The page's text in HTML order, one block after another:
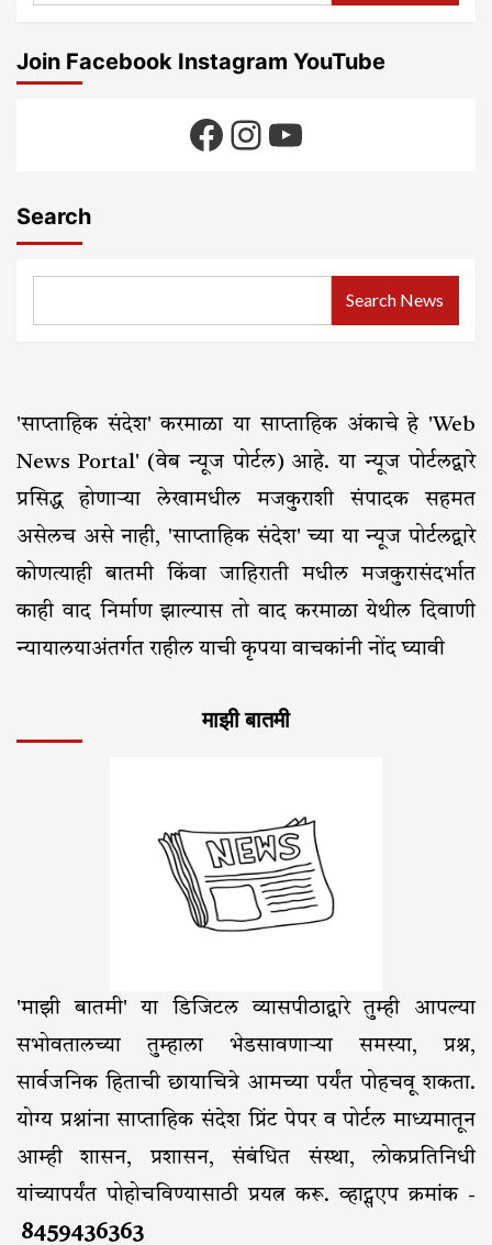
Join Facebook Instagram YouTube
Facebook
Instagram
YouTube
Search
Search News
'साप्ताहिक संदेश' करमाळा या साप्ताहिक अंकाचे हे 'Web
News Portal' (वेब न्यूज पोर्टल) आहे. या न्यूज पोर्टलद्वारे
प्रसिद्ध होणाऱ्या लेखामधील मजकुराशी संपादक सहमत
असेलच असे नाही, 'साप्ताहिक संदेश' च्या या न्यूज पोर्टलद्वारे
कोणत्याही बातमी किंवा जाहिराती मधील मजकुरासंदर्भात
काही वाद निर्माण झाल्यास तो वाद करमाळा येथील दिवाणी
न्यायालयाअंतर्गत राहील याची कृपया वाचकांनी नोंद घ्यावी
माझी बातमी
'माझी बातमी' या डिजिटल व्यासपीठाद्वारे तुम्ही आपल्या
सभोवतालच्या तुम्हाला भेडसावणाऱ्या समस्या, प्रश्न,
सार्वजनिक हिताची छायाचित्रे आमच्या पर्यंत पोहचवू शकता.
योग्य प्रश्नांना साप्ताहिक संदेश प्रिंट पेपर व पोर्टल माध्यमातून
आम्ही शासन, प्रशासन, संबंधित संस्था, लोकप्रतिनिधी
यांच्यापर्यंत पोहोचविण्यासाठी प्रयत्न करू. व्हाट्सएप क्रमांक -
8459436363